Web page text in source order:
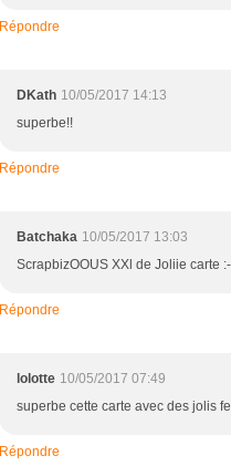
Répondre
DKath 10/05/2017 14:13
superbe!!
Répondre
Batchaka 10/05/2017 13:03
ScrapbizOOUS XXl de Joliie carte
Répondre
lolotte 10/05/2017 07:49
superbe cette carte avec des jolis
Répondre